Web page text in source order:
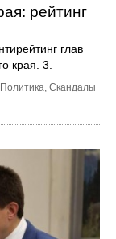
рейтинг
глав
края. 3.
Политика Скандалы